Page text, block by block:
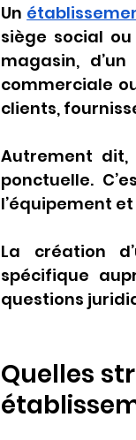
Un
siège social ou
magasin,
commerciale
clients,
Autrement dit,
ponctuelle.
l’équipement
La création
spécifique
questions
Quelles